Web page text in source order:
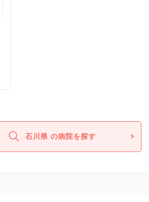
石川県 の病院を探す